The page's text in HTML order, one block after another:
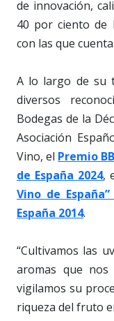
de innovación,
40 por ciento de
con las que
A lo largo de su
diversos
Bodegas de la
Asociación
Vino, el Premio
de España 2024,
Vino de España”
España 2014.
“Cultivamos las
aromas que nos
vigilamos su
riqueza del fruto